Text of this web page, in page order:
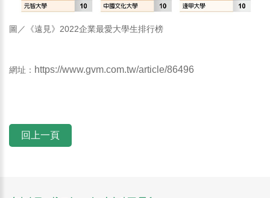
圖／《遠見》2022企業最愛大學生排行榜
網址： https://www.gvm.com.tw/article/86496
回上一頁